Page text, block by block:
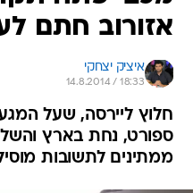
אזורוב חתם
איציק יצחקי
14.8.2014 / 18:33
חלוץ ליירסה, שעל
ספורט, נחת בארץ
ממתינים לתשובות